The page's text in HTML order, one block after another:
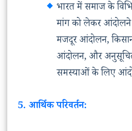
भारत में समाज के
मांग को लेकर आंदोलने
मजदूर आंदोलन,
आंदोलन, और
समस्याओं के लिए
5. आर्थिक परिवर्तन: